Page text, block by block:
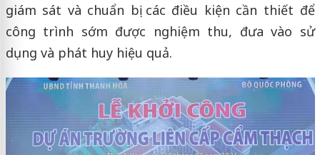
giám sát và chuẩn bị các điều kiện cần thiết để
công trình sớm được nghiệm thu, đưa vào sử
dụng và phát huy hiệu quả.